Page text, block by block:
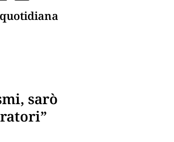
sarò